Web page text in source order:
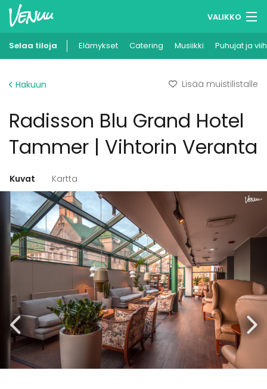
VALIKKO
Muistilistasi
Ilmoita kohteesi
Selaa tiloja Elämykset Catering Musiikki Puhujat ja
Hakuun Lisää muistilistalle
Radisson Blu Grand Hotel
Tammer | Vihtorin Veranta
Kuvat Kartta